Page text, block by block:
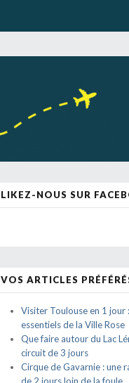
LIKEZ-NOUS SUR
VOS ARTICLES
Visiter Toulouse en 1 jour
essentiels de la Ville Rose
Que faire autour du Lac
circuit de 3 jours
Cirque de Gavarnie : une